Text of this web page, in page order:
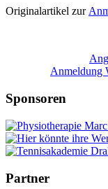
Originalartikel zur
Anmeldung
Sponsoren
Partner